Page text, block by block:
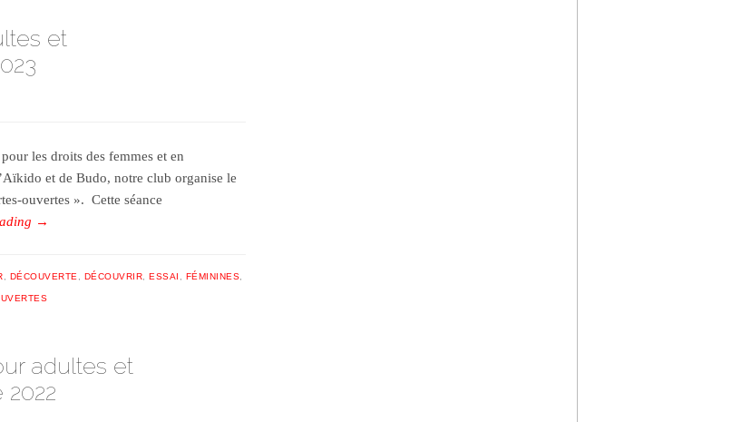
et
les droits des femmes et en
et de Budo, notre club organise le
ouvertes ». Cette séance
→
DÉCOUVERTE DÉCOUVRIR ESSAI FÉMININES
adultes et